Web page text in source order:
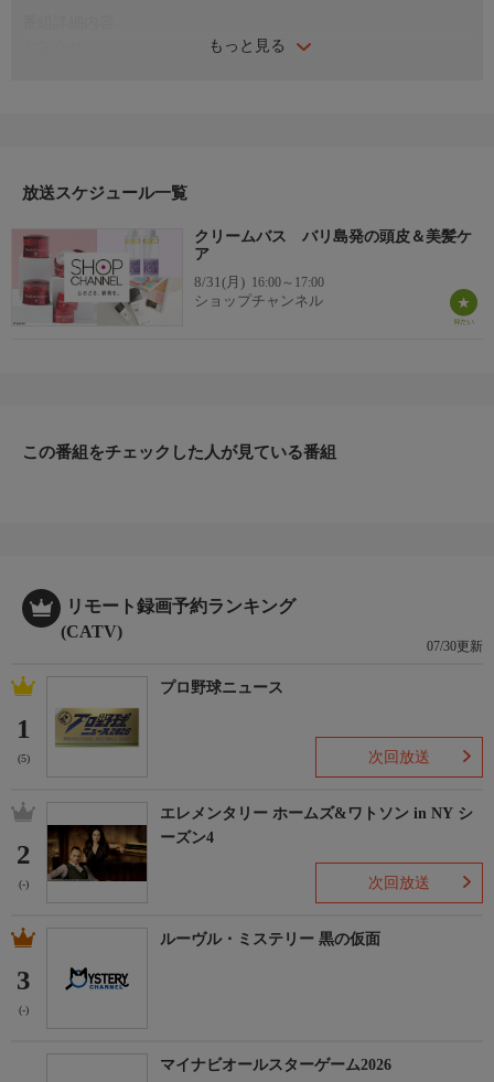
もっと見る
＊ライブ放送につき、番組および商品内容に変更が生じる場合も
ＨＰ：https://www.shopch.jp
放送スケジュール一覧
クリームバス バリ島発の頭皮＆美髪ケ
ア
8/31(月) 16:00～17:00
ショップチャンネル
この番組をチェックした人が見ている番組
リモート録画予約ランキング
(CATV)
07/30更新
1
(5)
プロ野球ニュース
次回放送
2
(-)
エレメンタリー ホームズ&ワトソン in NY シ
ーズン4
次回放送
3
(-)
ルーヴル・ミステリー 黒の仮面
マイナビオールスターゲーム2026